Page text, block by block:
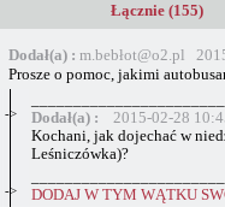
Łącznie (155)
Dodał(a) : m.bebłot@o2.pl
Prosze o pomoc, jakimi
->
Dodał(a) :
2015-02-28
Kochani, jak dojechać w
Leśniczówka)?
->
DODAJ W TYM WĄTKU